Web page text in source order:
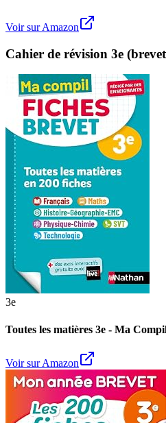
Voir sur Amazon
Cahier de révision 3e
3e
Toutes les matières 3e - Ma
Voir sur Amazon